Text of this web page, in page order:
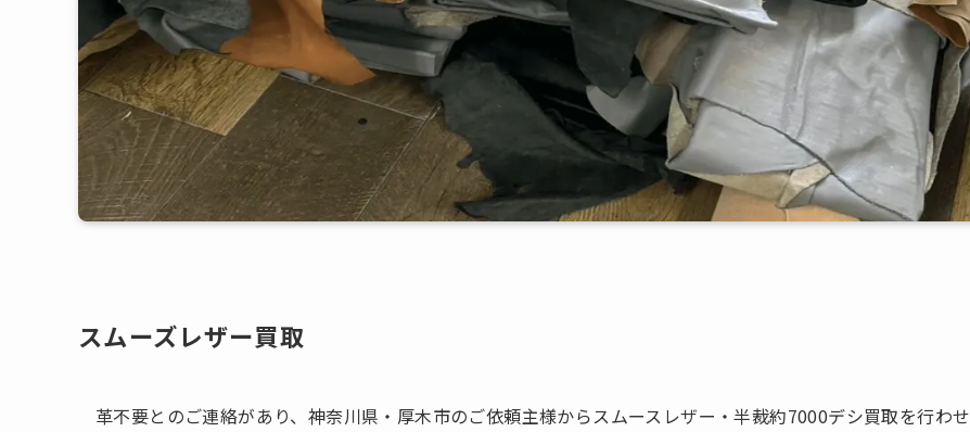
スムーズレザー買取
革不要とのご連絡があり、神奈川県・厚木市のご依頼主様からスムースレザー・半裁約7000デシ買取を行わせ